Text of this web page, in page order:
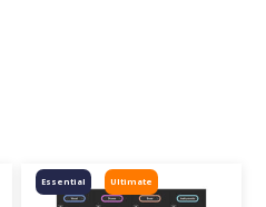
Ultimate
Essential